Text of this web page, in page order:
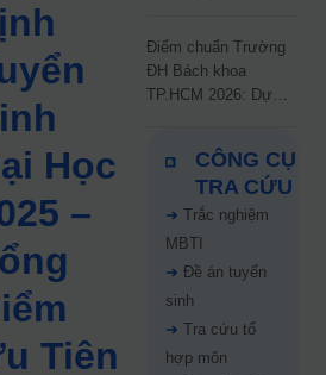
Học
–
Tiên
Điểm chuẩn Trường
ĐH Bách khoa
TP.HCM 2026: Dự
67%
CÔNG CỤ
TRA CỨU
➜ Trắc nghiệm
MBTI
➜ Đề án tuyển
sinh
➜ Tra cứu tổ
hợp môn